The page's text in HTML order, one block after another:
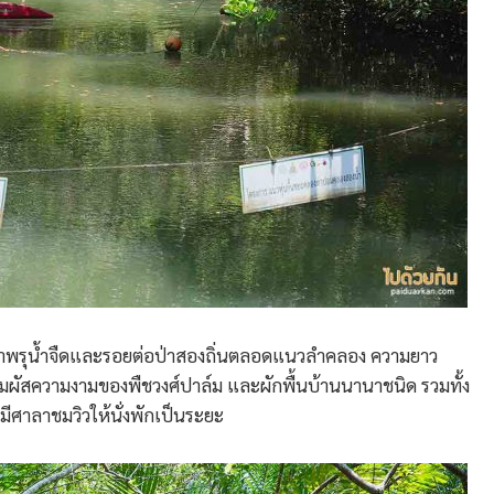
รุน้ำจืดและรอยต่อป่าสองถิ่นตลอดแนวลำคลอง ความยาว
สความงามของพืชวงศ์ปาล์ม และผักพื้นบ้านนานาชนิด รวมทั้ง
ศาลาชมวิวให้นั่งพักเป็นระยะ